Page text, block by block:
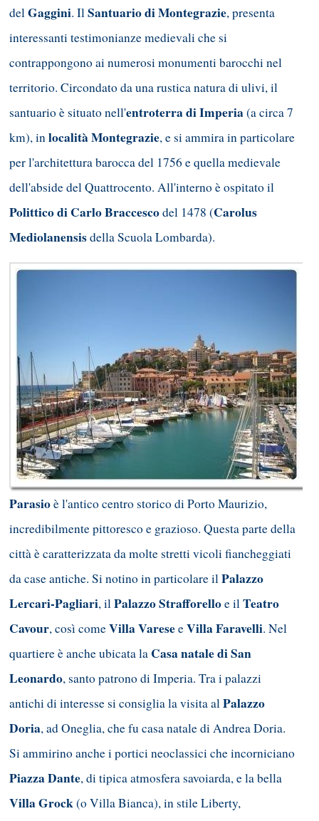
del Gaggini. Il Santuario di Montegrazie, presenta
interessanti testimonianze medievali che si
contrappongono ai numerosi monumenti barocchi nel
territorio. Circondato da una rustica natura di ulivi, il
santuario è situato nell'entroterra di Imperia(a circa 7
km), in località Montegrazie, e si ammira in particolare
per l'architettura barocca del 1756 e quella medievale
dell'abside del Quattrocento. All'interno è ospitato il
Polittico di Carlo Braccescodel 1478 (Carolus
Mediolanensisdella Scuola Lombarda).
Parasioè l'antico centro storico di Porto Maurizio,
incredibilmente pittoresco e grazioso. Questa parte della
città è caratterizzata da molte stretti vicoli fiancheggiati
da case antiche. Si notino in particolare ilPalazzo
Lercari-Pagliari, ilPalazzo Strafforelloe ilTeatro
Cavour, così comeVilla VareseeVilla Faravelli. Nel
quartiere è anche ubicata la Casa natale di San
Leonardo, santo patrono di Imperia. Tra i palazzi
antichi di interesse si consiglia la visita alPalazzo
Doria, ad Oneglia, che fu casa natale di Andrea Doria.
Si ammirino anche i portici neoclassici che incorniciano
Piazza Dante, di tipica atmosfera savoiarda, e la bella
Villa Grock(o Villa Bianca), in stile Liberty,